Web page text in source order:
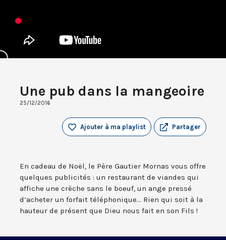
Une pub dans la mangeoire
25/12/2016
Partager
Ajouter à ma playlist
En cadeau de Noël, le Père Gautier Mornas vous offre
quelques publicités : un restaurant de viandes qui
affiche une crèche sans le boeuf, un ange pressé
d’acheter un forfait téléphonique... Rien qui soit à la
hauteur de présent que Dieu nous fait en son Fils !